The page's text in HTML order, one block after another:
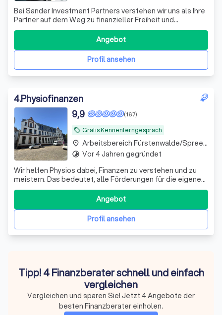
Bei Sander Investment Partners verstehen wir uns als Ihre
Partner auf dem Weg zu finanzieller Freiheit und
Sicherheit. Mit über einem Jahrzehnt Erfahrung im
Investmentbereich und einem engagierten Team aus
Experten bieten wir maßgeschneiderte Anlagestrategien,
die perfekt auf Ihre individuellen Bedü
Profil ansehen
Angebot
4.Physiofinanzen
local_offer Gratis Kennenlerngespräch
(167)
9,9
Wir helfen Physios dabei, Finanzen zu verstehen und zu
meistern. Das bedeutet, alle Förderungen für die eigene
Vorsorge und Absicherung richtig zu nutzen.
Profil ansehen
Angebot
place Arbeitsbereich Fürstenwalde/Spree Fürstenwalde
timelapse Vor 4 Jahren gegründet
Tipp! 4 Finanzberater schnell und einfach
vergleichen
Vergleichen und sparen Sie! Jetzt 4 Angebote der
besten Finanzberater einholen.